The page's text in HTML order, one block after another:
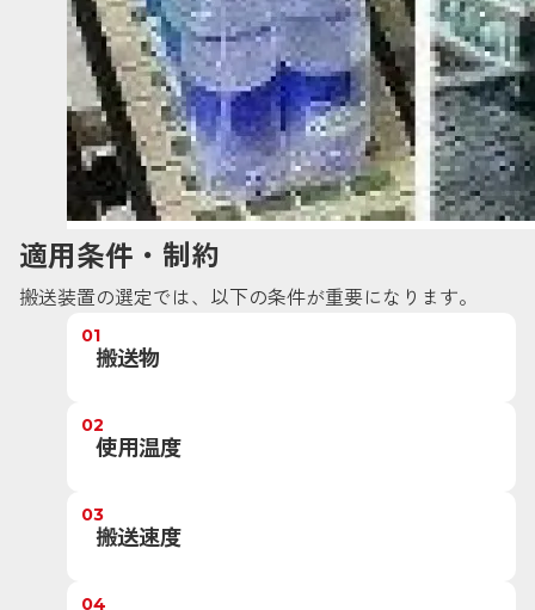
適用条件・制約
搬送装置の選定では、以下の条件が重要になります。
01
搬送物
02
使用温度
03
搬送速度
04